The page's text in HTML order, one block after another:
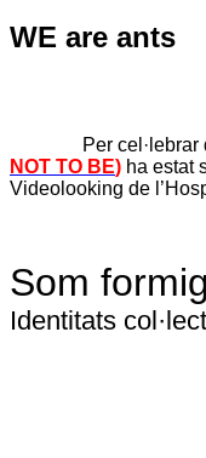
WE are ants
Per
NOT TO BE) ha estat
Videolooking de
Som
Identitats